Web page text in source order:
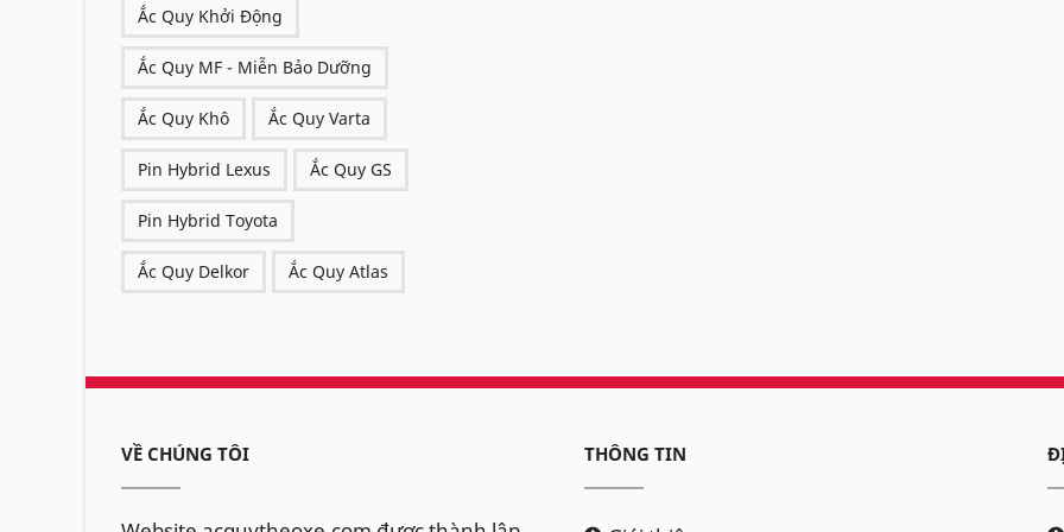
Ắc Quy Khởi Động
Ắc Quy MF - Miễn Bảo Dưỡng
Ắc Quy Khô Ắc Quy Varta
Pin Hybrid Lexus Ắc Quy GS
Pin Hybrid Toyota
Ắc Quy Delkor Ắc Quy Atlas
VỀ CHÚNG TÔI THÔNG TIN